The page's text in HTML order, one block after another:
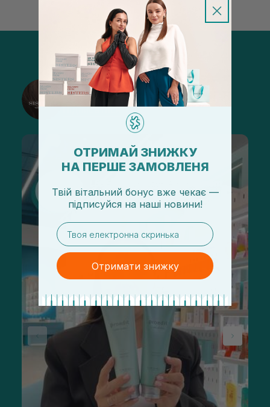
@sisters_stelmakh в Instagram
Підписатися
ОТРИМАЙ ЗНИЖКУ
НА ПЕРШЕ ЗАМОВЛЕНЯ
Твій вітальний бонус вже чекає —
підписуйся на наші новини!
email
Отримати знижку